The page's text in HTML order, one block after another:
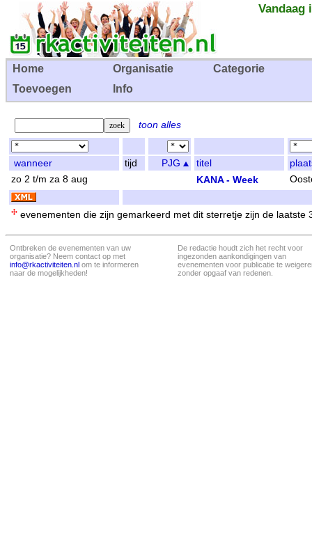
Vandaag
Home Organisatie
Categorie
Toevoegen
Info
toon alles
wanneer tijd PJG titel
zo 2 t/m za 8 aug
KANA - Week
evenementen die zijn gemarkeerd met dit sterretje zijn de laatste
Ontbreken de evenementen van uw
organisatie? Neem contact op met
info@rkactiviteiten.nl om te informeren
naar de mogelijkheden!
De redactie houdt zich het recht voor
ingezonden aankondigingen van
evenementen voor publicatie te
zonder opgaaf van redenen.